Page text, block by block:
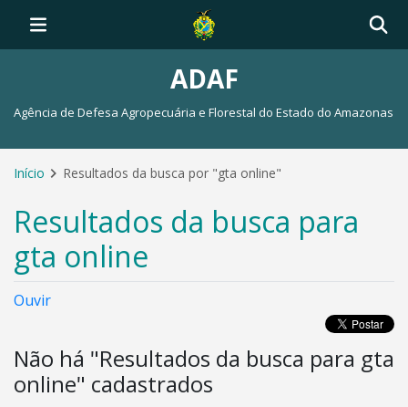
ADAF
Agência de Defesa Agropecuária e Florestal do Estado do Amazonas
Início Resultados da busca por "gta online"
Resultados da busca para
gta online
Ouvir
Não há "Resultados da busca para gta
online" cadastrados